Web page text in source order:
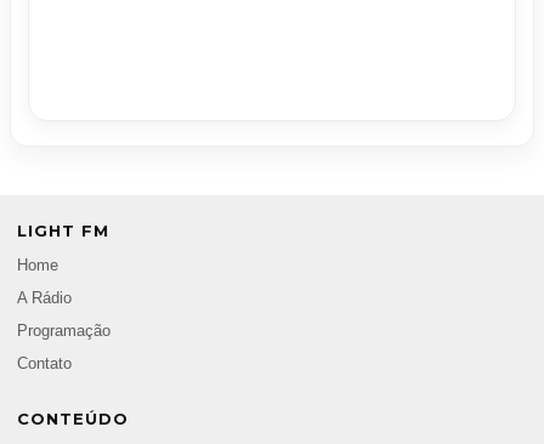
LIGHT FM
Home
A Rádio
Programação
Contato
CONTEÚDO